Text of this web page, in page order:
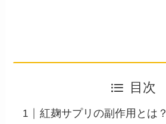
目次
紅麹サプリの副作用とは？